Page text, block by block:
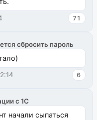
71
сбросить пароль
6
с 1С
начали сыпаться